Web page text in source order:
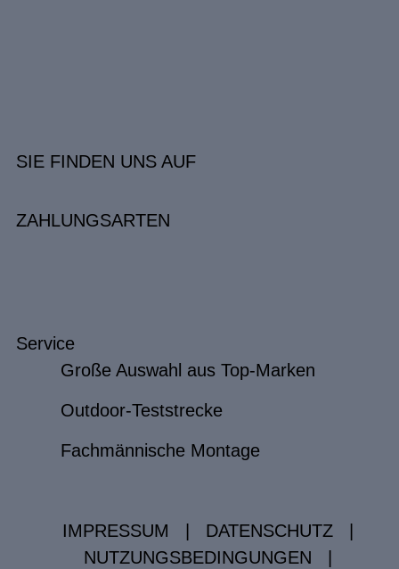
SIE FINDEN UNS AUF
ZAHLUNGSARTEN
Service
Große Auswahl aus Top-Marken
Outdoor-Teststrecke
Fachmännische Montage
IMPRESSUM DATENSCHUTZ
NUTZUNGSBEDINGUNGEN